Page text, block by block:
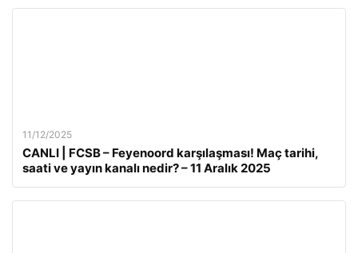
11/12/2025
CANLI | FCSB – Feyenoord karşılaşması! Maç tarihi,
saati ve yayın kanalı nedir? – 11 Aralık 2025